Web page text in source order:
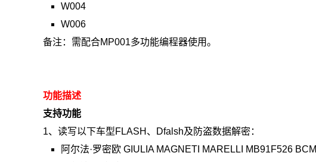
W004
W006
备注：需配合MP001多功能编程器使用。
功能描述
支持功能
1、读写以下车型FLASH、Dfalsh及防盗数据解密：
阿尔法·罗密欧 GIULIA MAGNETI MARELLI MB91F526 BCM